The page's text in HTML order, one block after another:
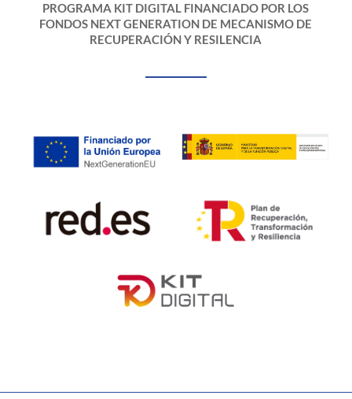
PROGRAMA KIT DIGITAL FINANCIADO POR LOS
FONDOS NEXT GENERATION DE MECANISMO DE
RECUPERACIÓN Y RESILENCIA